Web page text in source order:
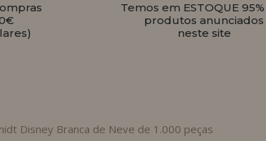
Temos em ESTOQUE
produtos anunciados
neste site
Disney Branca de Neve de 1.000 peças